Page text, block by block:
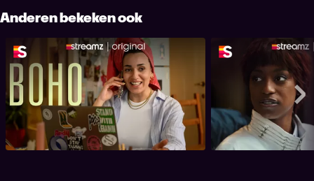
Anderen bekeken ook
BOHO Oh,